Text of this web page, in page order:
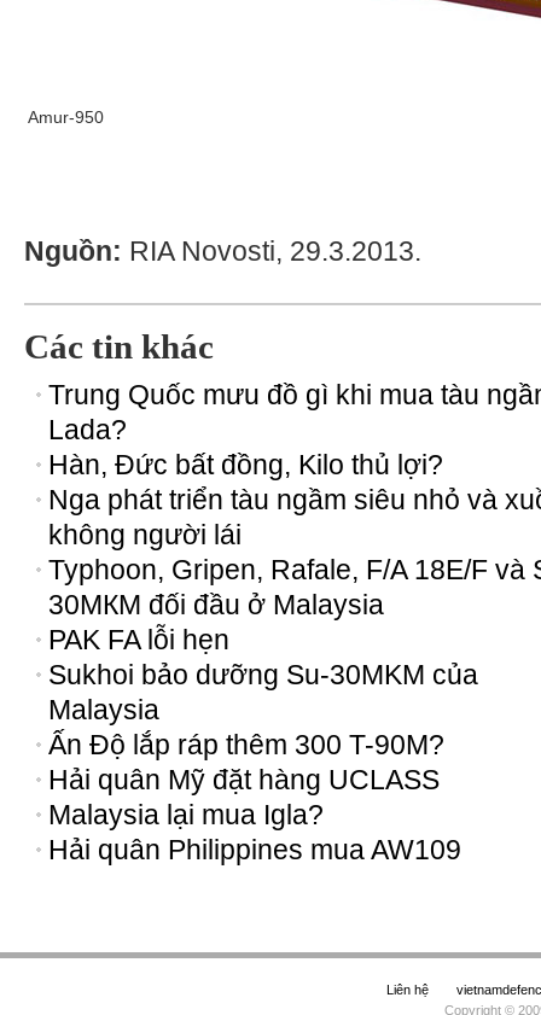
Amur-950
Nguồn: RIA Novosti, 29.3.2013.
Các tin khác
Trung Quốc mưu đồ gì khi mua tàu
Lada?
Hàn, Đức bất đồng, Kilo thủ lợi?
Nga phát triển tàu ngầm siêu nhỏ và
không người lái
Typhoon, Gripen, Rafale, F/A 18E/F và
30МКМ đối đầu ở Malaysia
PAK FA lỗi hẹn
Sukhoi bảo dưỡng Su-30MKM của
Malaysia
Ấn Độ lắp ráp thêm 300 T-90M?
Hải quân Mỹ đặt hàng UCLASS
Malaysia lại mua Igla?
Hải quân Philippines mua AW109
Liên hệ
Copyright ©